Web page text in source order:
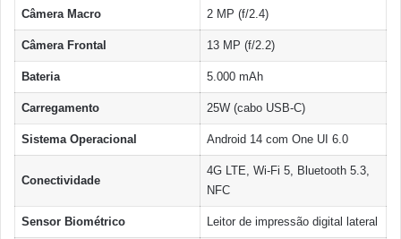
Câmera Macro 2 MP (f/2.4)
Câmera Frontal 13 MP (f/2.2)
Bateria 5.000 mAh
Carregamento 25W (cabo USB-C)
Sistema Operacional Android 14 com One UI 6.0
Conectividade
4G LTE, Wi-Fi 5, Bluetooth 5.3,
NFC
Sensor Biométrico Leitor de impressão digital lateral